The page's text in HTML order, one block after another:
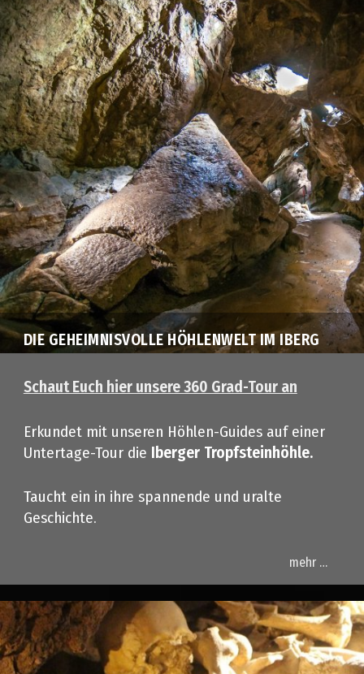
DIE GEHEIMNISVOLLE HÖHLENWELT IM IBERG
Schaut Euch hier unsere 360 Grad-Tour an
Erkundet mit unseren Höhlen-Guides auf einer
Untertage-Tour die Iberger Tropfsteinhöhle.
Taucht ein in ihre spannende und uralte
Geschichte.
mehr …